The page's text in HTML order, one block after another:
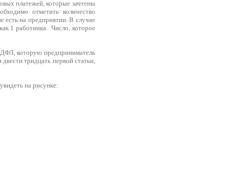
платежей, которые зачтены
отметить количество
есть на предприятии. В случае
1 работника. Число, которое
которую предприниматель
тридцать первой статьи,
на рисунке: